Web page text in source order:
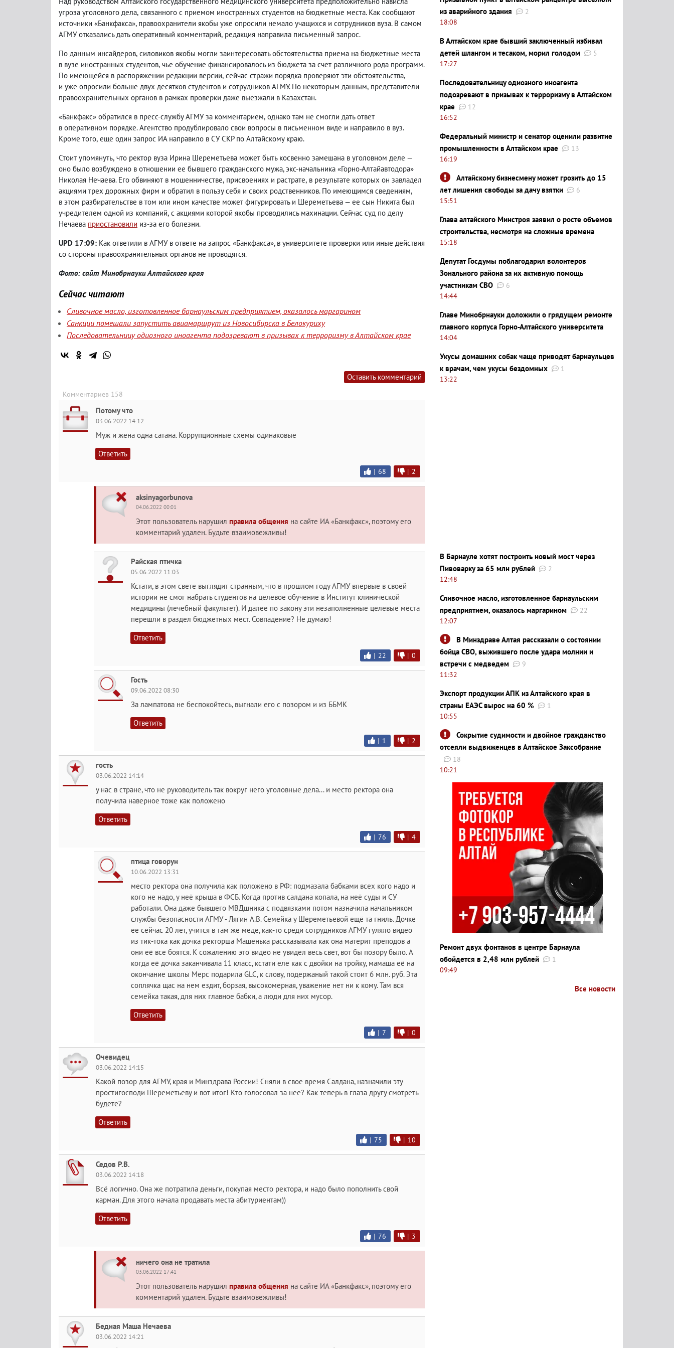
угроза уголовного дела, связанного с приемом иностранных студентов на бюджетные места. Как сообщают
источники «Банкфакса», правоохранители якобы уже опросили немало учащихся и сотрудников вуза. В самом
АГМУ отказались дать оперативный комментарий, редакция направила письменный запрос.
По данным инсайдеров, силовиков якобы могли заинтересовать обстоятельства приема на бюджетные места
в вузе иностранных студентов, чье обучение финансировалось из бюджета за счет различного рода программ.
По имеющейся в распоряжении редакции версии, сейчас стражи порядка проверяют эти обстоятельства,
и уже опросили больше двух десятков студентов и сотрудников АГМУ. По некоторым данным, представители
правоохранительных органов в рамках проверки даже выезжали в Казахстан.
«Банкфакс» обратился в пресс-службу АГМУ за комментарием, однако там не смогли дать ответ
в оперативном порядке. Агентство продублировало свои вопросы в письменном виде и направило в вуз.
Кроме того, еще один запрос ИА направило в СУ СКР по Алтайскому краю.
Стоит упомянуть, что ректор вуза Ирина Шереметьева может быть косвенно замешана в уголовном деле —
оно было возбуждено в отношении ее бывшего гражданского мужа, экс-начальника «Горно-Алтайавтодора»
Николая Нечаева. Его обвиняют в мошенничестве, присвоениях и растрате, в результате которых он завладел
акциями трех дорожных фирм и обратил в пользу себя и своих родственников. По имеющимся сведениям,
в этом разбирательстве в том или ином качестве может фигурировать и Шереметьева — ее сын Никита был
учредителем одной из компаний, с акциями которой якобы проводились махинации. Сейчас суд по делу
Нечаева приостановили из-за его болезни.
UPD 17:09: Как ответили в АГМУ в ответе на запрос «Банкфакса», в университете проверки или иные действия
со стороны правоохранительных органов не проводятся.
Фото: сайт Минобрнауки Алтайского края
Сейчас читают
Сливочное масло, изготовленное барнаульским предприятием, оказалось маргарином
Санкции помешали запустить авиамаршрут из Новосибирска в Белокуриху
Последовательницу одиозного иноагента подозревают в призывах к терроризму в Алтайском крае
Оставить комментарий
Комментариев 158
Потому что
03.06.2022 14:12
Муж и жена одна сатана. Коррупционные схемы одинаковые
Ответить
| 68 | 2
aksinyagorbunova
04.06.2022 00:01
Этот пользователь нарушил правила общения на сайте ИА «Банкфакс», поэтому его
комментарий удален. Будьте взаимовежливы!
Райская птичка
05.06.2022 11:03
Кстати, в этом свете выглядит странным, что в прошлом году АГМУ впервые в своей
истории не смог набрать студентов на целевое обучение в Институт клинической
медицины (лечебный факультет). И далее по закону эти незаполненные целевые места
перешли в раздел бюджетных мест. Совпадение? Не думаю!
Ответить
| 22 | 0
Гость
09.06.2022 08:30
За лампатова не беспокойтесь, выгнали его с позором и из ББМК
Ответить
| 1 | 2
гость
03.06.2022 14:14
у нас в стране, что не руководитель так вокруг него уголовные дела... и место ректора она
получила наверное тоже как положено
Ответить
| 76 | 4
птица говорун
10.06.2022 13:31
место ректора она получила как положено в РФ: подмазала бабками всех кого надо и
кого не надо, у неё крыша в ФСБ. Когда против салдана копала, на неё суды и СУ
работали. Она даже бывшего МВДшника с подвязками потом назначила начальником
службы безопасности АГМУ - Лягин А.В. Семейка у Шереметьевой ещё та гниль. Дочке
её сейчас 20 лет, учится в там же меде, как-то среди сотрудников АГМУ гуляло видео
из тик-тока как дочка ректорша Машенька рассказывала как она материт преподов а
они её все боятся. К сожалению это видео не увидел весь свет, вот бы позору было. А
когда её дочка заканчивала 11 класс, кстати еле как с двойки на тройку, мамаша её на
окончание школы Мерс подарила GLC, к слову, подержаный такой стоит 6 млн. руб. Эта
соплячка щас на нем ездит, борзая, высокомерная, уважение нет ни к кому. Там вся
семейка такая, для них главное бабки, а люди для них мусор.
Ответить
| 7 | 0
Очевидец
03.06.2022 14:15
Какой позор для АГМУ, края и Минздрава России! Сняли в свое время Салдана, назначили эту
простигосподи Шереметьеву и вот итог! Кто голосовал за нее? Как теперь в глаза другу смотреть
будете?
Ответить
| 75 | 10
Седов Р.В.
03.06.2022 14:18
Всё логично. Она же потратила деньги, покупая место ректора, и надо было пополнить свой
карман. Для этого начала продавать места абитуриентам))
Ответить
| 76 | 3
ничего она не тратила
03.06.2022 17:41
Этот пользователь нарушил правила общения на сайте ИА «Банкфакс», поэтому его
комментарий удален. Будьте взаимовежливы!
Бедная Маша Нечаева
03.06.2022 14:21
из аварийного здания
2
18:08
В Алтайском крае бывший заключенный избивал
детей шлангом и тесаком, морил голодом
5
17:27
Последовательницу одиозного иноагента
подозревают в призывах к терроризму в Алтайском
крае
12
16:52
Федеральный министр и сенатор оценили развитие
промышленности в Алтайском крае
13
16:19
Алтайскому бизнесмену может грозить до 15
лет лишения свободы за дачу взятки
6
15:51
Глава алтайского Минстроя заявил о росте объемов
строительства, несмотря на сложные времена
15:18
Депутат Госдумы поблагодарил волонтеров
Зонального района за их активную помощь
участникам СВО
6
14:44
Главе Минобрнауки доложили о грядущем ремонте
главного корпуса Горно-Алтайского университета
14:04
Укусы домашних собак чаще приводят барнаульцев
к врачам, чем укусы бездомных
1
13:22
В Барнауле хотят построить новый мост через
Пивоварку за 65 млн рублей
2
12:48
Сливочное масло, изготовленное барнаульским
предприятием, оказалось маргарином
22
12:07
В Минздраве Алтая рассказали о состоянии
бойца СВО, выжившего после удара молнии и
встречи с медведем
9
11:32
Экспорт продукции АПК из Алтайского края в
страны ЕАЭС вырос на 60 %
1
10:55
Сокрытие судимости и двойное гражданство
отсеяли выдвиженцев в Алтайское Заксобрание
18
10:21
Ремонт двух фонтанов в центре Барнаула
обойдется в 2,48 млн рублей
1
09:49
Все новости